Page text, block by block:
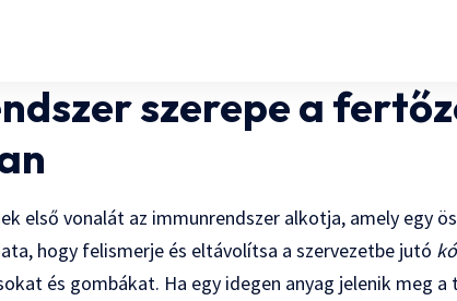
szerepe a
első vonalát az immunrendszer alkotja, amely egy
hogy felismerje és eltávolítsa a szervezetbe jutó
és gombákat. Ha egy idegen anyag jelenik meg a